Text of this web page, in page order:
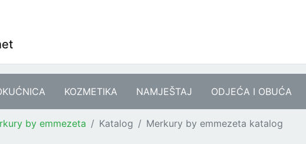
KOZMETIKA NAMJEŠTAJ ODJEĆA I OBUĆA
by emmezeta Katalog Merkury by emmezeta katalog